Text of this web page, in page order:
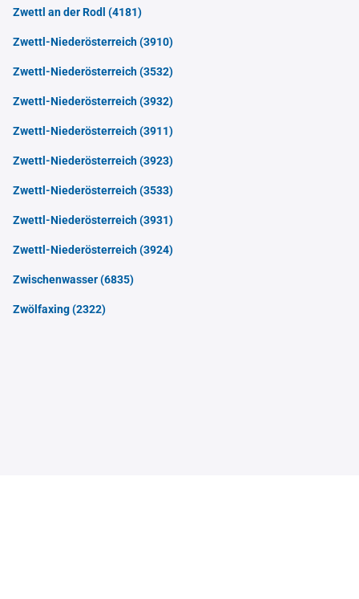
Zwettl an der Rodl (4181)
Zwettl-Niederösterreich(3910)
Zwettl-Niederösterreich(3532)
Zwettl-Niederösterreich(3932)
Zwettl-Niederösterreich(3911)
Zwettl-Niederösterreich(3923)
Zwettl-Niederösterreich(3533)
Zwettl-Niederösterreich(3931)
Zwettl-Niederösterreich(3924)
Zwischenwasser(6835)
Zwölfaxing(2322)